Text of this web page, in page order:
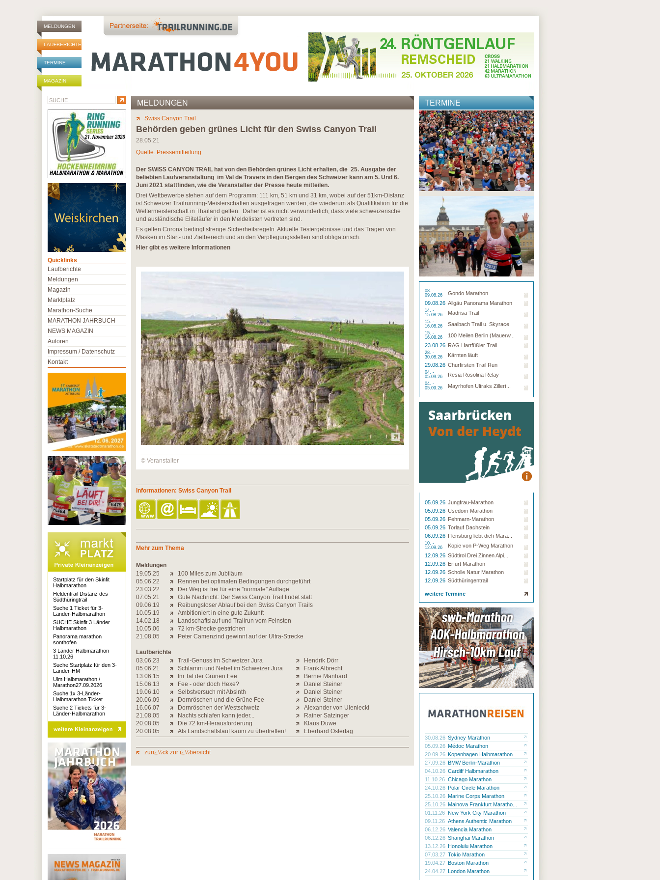
MELDUNGEN
LAUFBERICHTE
TERMINE
MAGAZIN
MELDUNGEN
Swiss Canyon Trail
Behörden geben grünes Licht für den Swiss Canyon Trail
28.05.21
Quelle: Pressemitteilung
Der SWISS CANYON TRAIL hat von den Behörden grünes Licht erhalten, die 25. Ausgabe der
beliebten Laufveranstaltung im Val de Travers in den Bergen des Schweizer kann am 5. Und 6.
Juni 2021 stattfinden, wie die Veranstalter der Presse heute mitteilen.
Drei Wettbewerbe stehen auf dem Programm: 111 km, 51 km und 31 km, wobei auf der 51km-Distanz
ist Schweizer Trailrunning-Meisterschaften ausgetragen werden, die wiederum als Qualifikation für die
Weltermeisterschaft in Thailand gelten. Daher ist es nicht verwunderlich, dass viele schweizerische
und ausländische Eliteläufer in den Meldelisten vertreten sind.
Es gelten Corona bedingt strenge Sicherheitsregeln. Aktuelle Testergebnisse und das Tragen von
Masken im Start- und Zielbereich und an den Verpflegungsstellen sind obligatorisch.
Hier gibt es weitere Informationen
© Veranstalter
Informationen: Swiss Canyon Trail
Mehr zum Thema
Meldungen
19.05.25
100 Miles zum Jubiläum
05.06.22
Rennen bei optimalen Bedingungen durchgeführt
23.03.22
Der Weg ist frei für eine ''normale'' Auflage
07.05.21
Gute Nachricht: Der Swiss Canyon Trail findet statt
09.06.19
Reibungsloser Ablauf bei den Swiss Canyon Trails
10.05.19
Ambitioniert in eine gute Zukunft
14.02.18
Landschaftslauf und Trailrun vom Feinsten
10.05.06
72 km-Strecke gestrichen
21.08.05
Peter Camenzind gewinnt auf der Ultra-Strecke
Laufberichte
03.06.23
Trail-Genuss im Schweizer Jura
Hendrik Dörr
05.06.21
Schlamm und Nebel im Schweizer Jura
Frank Albrecht
13.06.15
Im Tal der Grünen Fee
Bernie Manhard
15.06.13
Fee - oder doch Hexe?
Daniel Steiner
19.06.10
Selbstversuch mit Absinth
Daniel Steiner
20.06.09
Dornröschen und die Grüne Fee
Daniel Steiner
16.06.07
Dornröschen der Westschweiz
Alexander von Uleniecki
21.08.05
Nachts schlafen kann jeder...
Rainer Satzinger
20.08.05
Die 72 km-Herausforderung
Klaus Duwe
20.08.05
Als Landschaftslauf kaum zu übertreffen! Eberhard Ostertag
zurï¿½ck zur ï¿½bersicht
TERMINE
08. -
09.08.26
Gondo Marathon
09.08.26 Allgäu Panorama Marathon
14. -
15.08.26
Madrisa Trail
15. -
16.08.26
Saalbach Trail u. Skyrace
15. -
16.08.26
100 Meilen Berlin (Mauerw...
23.08.26 RAG Hartfüßler Trail
28. -
30.08.26
Kärnten läuft
29.08.26 Churfirsten Trail Run
04. -
05.09.26
Resia Rosolina Relay
04. -
05.09.26
Mayrhofen Ultraks Zillert...
05.09.26 Jungfrau-Marathon
05.09.26 Usedom-Marathon
05.09.26 Fehmarn-Marathon
05.09.26 Torlauf Dachstein
06.09.26 Flensburg liebt dich Mara...
10. -
12.09.26
Kopie von P-Weg Marathon
12.09.26 Südtirol Drei Zinnen Alpi...
12.09.26 Erfurt Marathon
12.09.26 Scholle Natur Marathon
12.09.26 Südthüringentrail
weitere Termine
30.08.26 Sydney Marathon
05.09.26 Médoc Marathon
20.09.26 Kopenhagen Halbmarathon
27.09.26 BMW Berlin-Marathon
04.10.26 Cardiff Halbmarathon
11.10.26 Chicago Marathon
24.10.26 Polar Circle Marathon
25.10.26 Marine Corps Marathon
25.10.26 Mainova Frankfurt Maratho...
01.11.26 New York City Marathon
09.11.26 Athens Authentic Marathon
06.12.26 Valencia Marathon
06.12.26 Shanghai Marathon
13.12.26 Honolulu Marathon
07.03.27 Tokio Marathon
19.04.27 Boston Marathon
24.04.27 London Marathon
Quicklinks
Laufberichte
Meldungen
Magazin
Marktplatz
Marathon-Suche
MARATHON JAHRBUCH
NEWS MAGAZIN
Autoren
Impressum / Datenschutz
Kontakt
Startplatz für den Skinfit
Halbmarathon
Heldentrail Distanz des
Südthüringtrail
Suche 1 Ticket für 3-
Länder-Halbmarathon
SUCHE Skinfit 3 Länder
Halbmarathon
Panorama marathon
sonthofen
3 Länder Halbmarathon
11.10.26
Suche Startplatz für den 3-
Länder-HM
Ulm Halbmarathon /
Marathon27.09.2026
Suche 1x 3-Länder-
Halbmarathon Ticket
Suche 2 Tickets für 3-
Länder-Halbmarathon